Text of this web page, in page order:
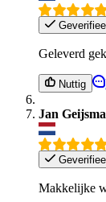
Geleverd
Nuttig
Jan
Makkelijke